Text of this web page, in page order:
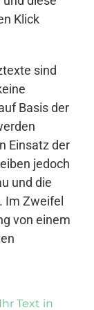
Klick
sind
Basis der
Einsatz der
jedoch
und die
Im Zweifel
von einem
Text in